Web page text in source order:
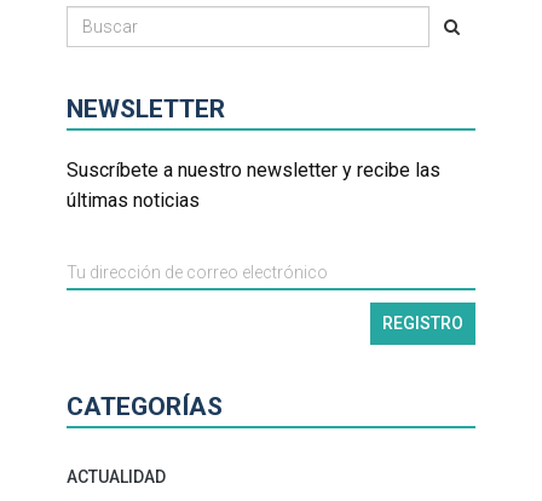
NEWSLETTER
Suscríbete a nuestro newsletter y recibe las
últimas noticias
CATEGORÍAS
ACTUALIDAD